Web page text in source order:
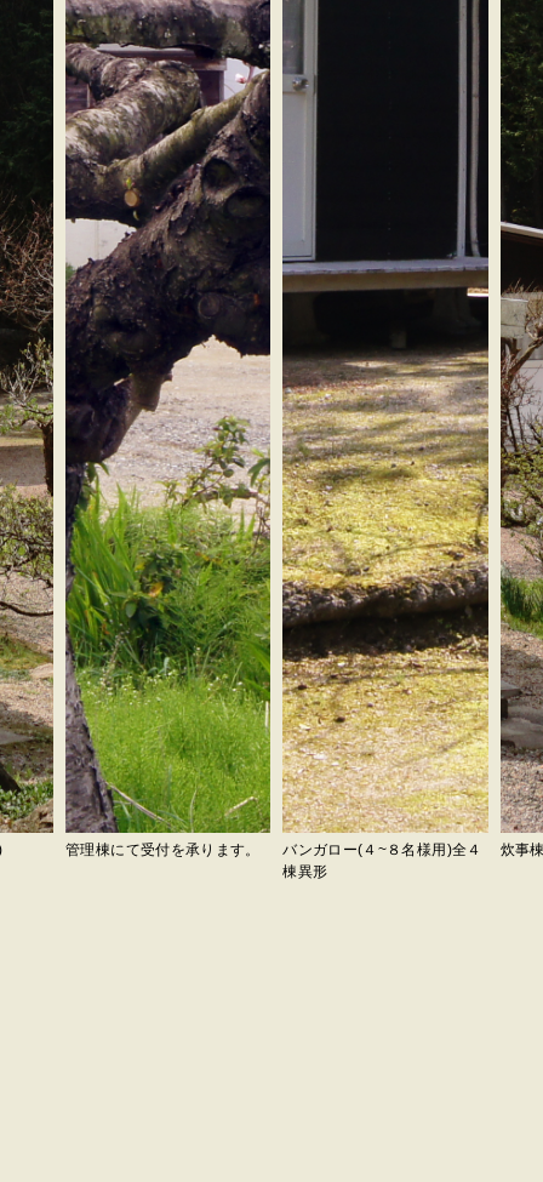
管理棟にて受付を承ります。
バンガロー(４~８名様用)全４
棟異形
炊事